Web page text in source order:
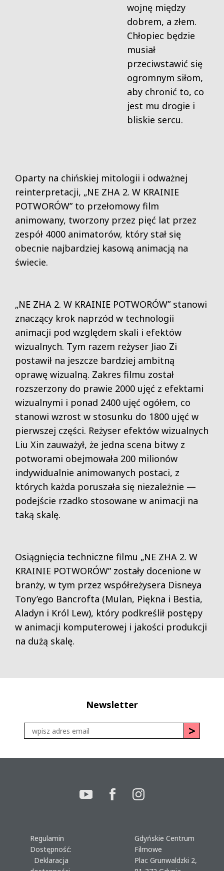
wojnę między
dobrem, a złem.
Chłopiec będzie
musiał
przeciwstawić się
ogromnym siłom,
aby chronić to, co
jest mu drogie i
bliskie sercu.
Oparty na chińskiej mitologii i odważnej
reinterpretacji, „NE ZHA 2. W KRAINIE
POTWORÓW” to przełomowy film
animowany, tworzony przez pięć lat przez
zespół 4000 animatorów, który stał się
obecnie najbardziej kasową animacją na
świecie.
„NE ZHA 2. W KRAINIE POTWORÓW” stanowi
znaczący krok naprzód w technologii
animacji pod względem skali i efektów
wizualnych. Tym razem reżyser Jiao Zi
postawił na jeszcze bardziej ambitną
oprawę wizualną. Zakres filmu został
rozszerzony do prawie 2000 ujęć z efektami
wizualnymi i ponad 2400 ujęć ogółem, co
stanowi wzrost w stosunku do 1800 ujęć w
pierwszej części. Reżyser efektów wizualnych
Liu Xin zauważył, że jedna scena bitwy z
potworami obejmowała 200 milionów
indywidualnie animowanych postaci, z
których każda poruszała się niezależnie —
podejście rzadko stosowane w animacji na
taką skalę.
Osiągnięcia techniczne filmu „NE ZHA 2. W
KRAINIE POTWORÓW” zostały docenione w
branży, w tym przez współreżysera Disneya
Tony’ego Bancrofta (Mulan, Piękna i Bestia,
Aladyn i Król Lew), który podkreślił postępy
w animacji komputerowej i jakości produkcji
na dużą skalę.
Newsletter
Regulamin
Dostępność:
Deklaracja
Gdyńskie Centrum
Filmowe
Plac Grunwaldzki 2,